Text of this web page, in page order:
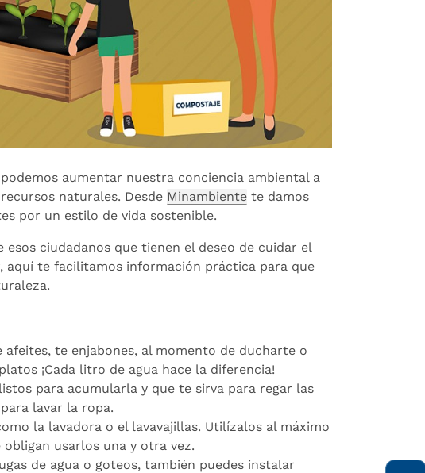
aumentar nuestra conciencia ambiental a
naturales. Desde Minambiente te damos
por un estilo de vida sostenible.
esos ciudadanos que tienen el deseo de cuidar el
aquí te facilitamos información práctica para que
te enjabones, al momento de ducharte o
¡Cada litro de agua hace la diferencia!
para acumularla y que te sirva para regar las
lavar la ropa.
la lavadora o el lavavajillas. Utilízalos al máximo
usarlos una y otra vez.
de agua o goteos, también puedes instalar